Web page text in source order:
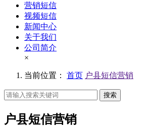
营销短信
视频短信
新闻中心
关于我们
公司简介
×
当前位置： 首页 户县短信营销
搜索
户县短信营销